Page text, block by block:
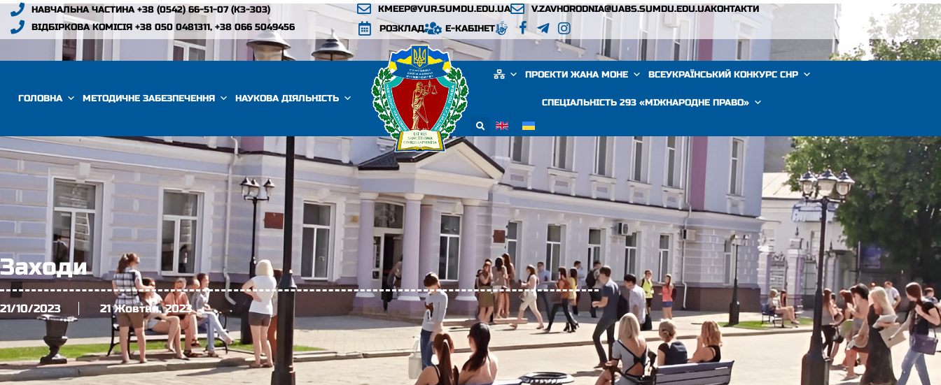
НАВЧАЛЬНА ЧАСТИНА +38 (0542) 66-51-07 (К3-303)
ВІДБІРКОВА КОМІСІЯ +38 050 0481311, +38 066 5049456
KMEEP@YUR.SUMDU.EDU.UA V.ZAVHORODNIA@UABS.SUMDU.EDU.UAКОНТАКТИ
РОЗКЛАД
Е-КАБІНЕТ
ГОЛОВНА МЕТОДИЧНЕ ЗАБЕЗПЕЧЕННЯ НАУКОВА ДІЯЛЬНІСТЬ
ПРОЄКТИ ЖАНА МОНЕ ВСЕУКРАЇНСЬКИЙ КОНКУРС СНР
СПЕЦІАЛЬНІСТЬ 293 «МІЖНАРОДНЕ ПРАВО»
Заходи
21/10/2023 21 Жовтня, 2023